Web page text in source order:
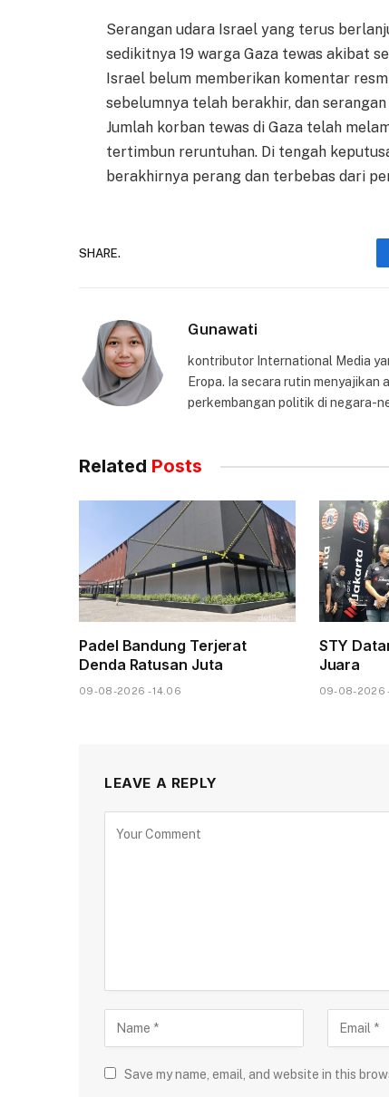
Serangan udara Israel yang terus
sedikitnya 19 warga Gaza tewas akibat
Israel belum memberikan komentar
sebelumnya telah berakhir, dan
Jumlah korban tewas di Gaza telah
tertimbun reruntuhan. Di tengah
berakhirnya perang dan terbebas dari
SHARE.
Gunawati
kontributor International Media
Eropa. Ia secara rutin menyajikan
perkembangan politik di negara-
Related Posts
Padel Bandung Terjerat
Denda Ratusan Juta
09-08-2026 - 14.06
STY
Juara
09-08-2026 -
LEAVE A REPLY
Save my name, email, and website in this